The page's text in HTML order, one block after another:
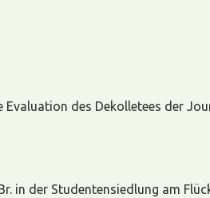
Evaluation des Dekolletees der
in der Studentensiedlung am